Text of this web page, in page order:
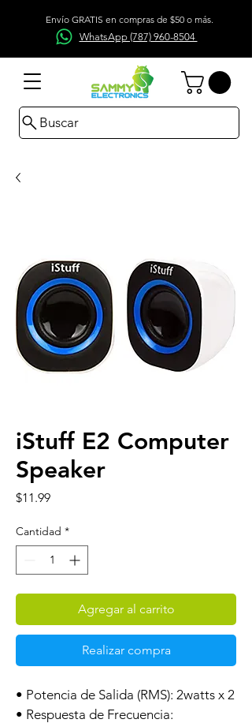
Envío GRATIS en compras de $50 o más.
WhatsApp (787) 960-8504
Buscar
iStuff E2 Computer
Speaker
$11.99Precio
Cantidad *
Agregar al carrito
Realizar compra
• Potencia de Salida (RMS): 2watts x 2
• Respuesta de Frecuencia: